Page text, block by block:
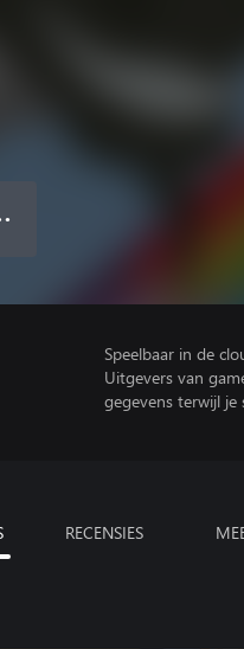
●
Speelbaar in de
Uitgevers van
gegevens terwijl je
RECENSIES